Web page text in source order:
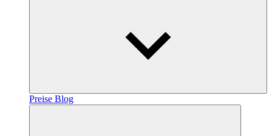
Preise Blog